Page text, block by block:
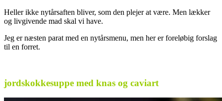
Heller ikke nytårsaften bliver, som den plejer at være. Men lækker
og livgivende mad skal vi have.
Jeg er næsten parat med en nytårsmenu, men her er foreløbig forslag
til en forret.
jordskokkesuppe med knas og caviart